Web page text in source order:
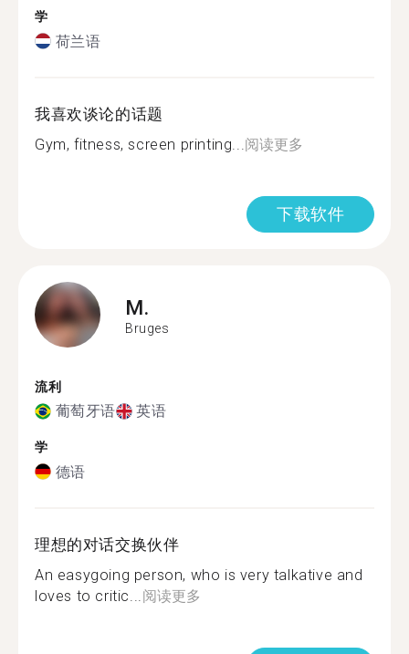
学
荷兰语
我喜欢谈论的话题
Gym, fitness, screen printing... 阅读更多
下载软件
M.
Bruges
流利
葡萄牙语 英语
学
德语
理想的对话交换伙伴
An easygoing person, who is very talkative and
loves to critic... 阅读更多